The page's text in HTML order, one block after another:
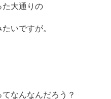
た大通りの
いですが。
なんなんだろう？